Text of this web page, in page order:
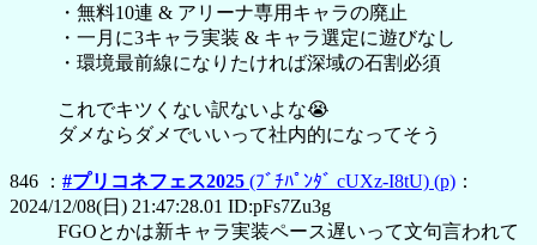
・無料10連 & アリーナ専用キャラの廃止
・一月に3キャラ実装 & キャラ選定に遊びなし
・環境最前線になりたければ深域の石割必須
これでキツくない訳ないよな😭
ダメならダメでいいって社内的になってそう
846 ： #プリコネフェス2025 (ﾌﾞﾁﾊﾟﾝﾀﾞ cUXz-I8tU) (p) ：
2024/12/08(日) 21:47:28.01 ID:pFs7Zu3g
FGOとかは新キャラ実装ペース遅いって文句言われて